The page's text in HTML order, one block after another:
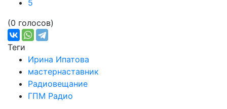
5
(0 голосов)
Теги
Ирина Ипатова
мастернаставник
Радиовещание
ГПМ Радио